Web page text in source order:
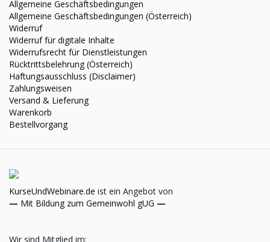
Allgemeine Geschäftsbedingungen
Allgemeine Geschäftsbedingungen (Österreich)
Widerruf
Widerruf für digitale Inhalte
Widerrufsrecht für Dienstleistungen
Rücktrittsbelehrung (Österreich)
Haftungsausschluss (Disclaimer)
Zahlungsweisen
Versand & Lieferung
Warenkorb
Bestellvorgang
KurseUndWebinare.de ist ein Angebot von
— Mit Bildung zum Gemeinwohl gUG —
Wir sind Mitglied im: